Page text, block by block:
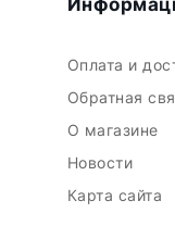
Оплата и
Обратная
О магазине
Новости
Карта сайта